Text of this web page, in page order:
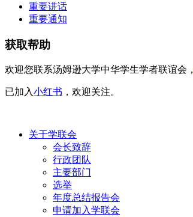
重要讲话
重要通知
获取帮助
欢迎您联系汤姆逊大学中华学生学者联谊会，
已加入小红书 ，欢迎关注。
关于学联会
会长致辞
行政团队
主要部门
选举
年度总结报告会
申请加入学联会